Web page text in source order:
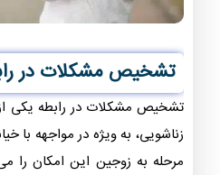
تشخیص مشکلات در
تشخیص مشکلات در رابطه یکی
زناشویی، به ویژه در مواجهه
مرحله به زوجین این امکان